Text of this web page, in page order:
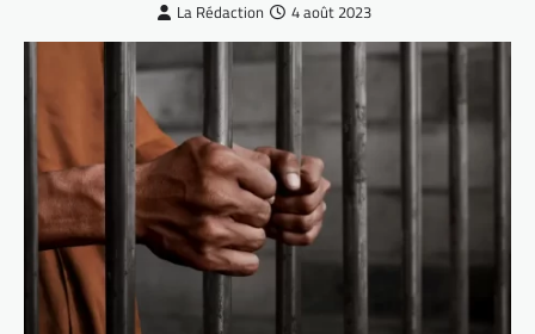
La Rédaction 4 août 2023